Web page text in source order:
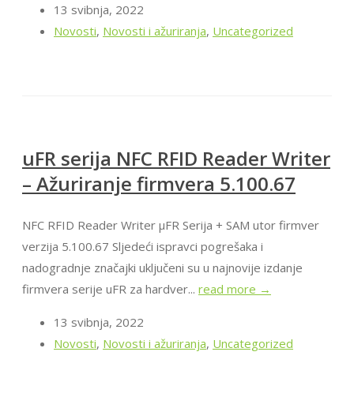
13 svibnja, 2022
Novosti, Novosti i ažuriranja, Uncategorized
uFR serija NFC RFID Reader Writer
– Ažuriranje firmvera 5.100.67
NFC RFID Reader Writer μFR Serija + SAM utor firmver
verzija 5.100.67 Sljedeći ispravci pogrešaka i
nadogradnje značajki uključeni su u najnovije izdanje
firmvera serije uFR za hardver... read more →
13 svibnja, 2022
Novosti, Novosti i ažuriranja, Uncategorized